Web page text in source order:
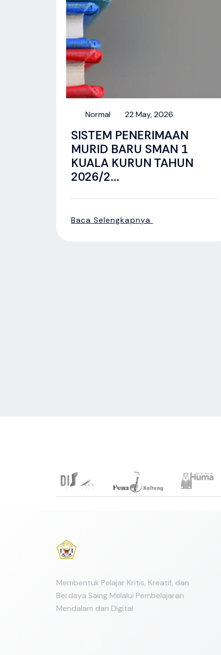
Normal 22 May, 2026
SISTEM PENERIMAAN
MURID BARU SMAN 1
KUALA KURUN TAHUN
2026/2...
Baca Selengkapnya
Membentuk Pelajar Kritis, Kreatif, dan
Berdaya Saing Melalui Pembelajaran
Mendalam dan Digital